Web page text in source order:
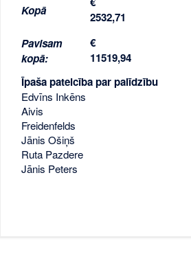
Kopā
2532,71
Pavisam
kopā:
€
11519,94
Īpaša pateicība par palīdzību
Edvīns Inkēns
Aivis
Freidenfelds
Jānis Ošiņš
Ruta Pazdere
Jānis Peters